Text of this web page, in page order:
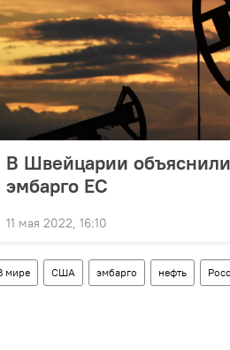
В Швейцарии
эмбарго ЕС
11 мая 2022, 16:10
мире США эмбарго нефть